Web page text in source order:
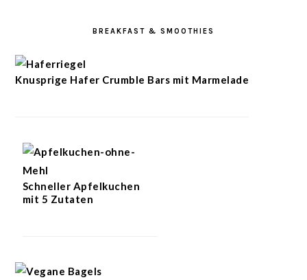
BREAKFAST & SMOOTHIES
Knusprige Hafer Crumble Bars mit Marmelade
Schneller Apfelkuchen
mit 5 Zutaten